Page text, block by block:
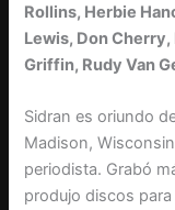
Rollins, Herbie
Lewis, Don Cherry,
Griffin, Rudy Van
Sidran es oriundo
Madison,
periodista. Grabó
produjo discos para